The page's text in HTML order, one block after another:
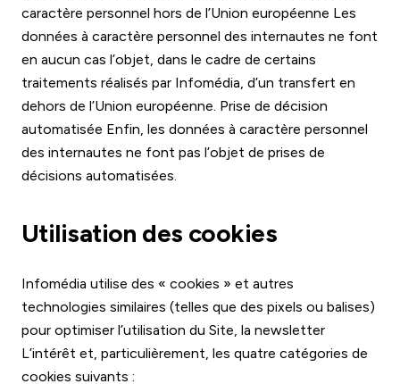
caractère personnel hors de l’Union européenne Les
données à caractère personnel des internautes ne font
en aucun cas l’objet, dans le cadre de certains
traitements réalisés par Infomédia, d’un transfert en
dehors de l’Union européenne. Prise de décision
automatisée Enfin, les données à caractère personnel
des internautes ne font pas l’objet de prises de
décisions automatisées.
Utilisation des cookies
Infomédia utilise des « cookies » et autres
technologies similaires (telles que des pixels ou balises)
pour optimiser l’utilisation du Site, la newsletter
L’intérêt et, particulièrement, les quatre catégories de
cookies suivants :